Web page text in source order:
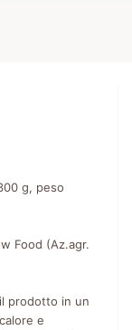
g, peso
Food (Az.agr.
prodotto in un
e